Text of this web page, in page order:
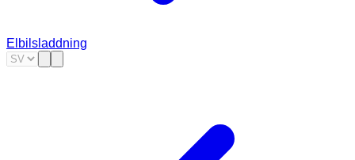
Elbilsladdning